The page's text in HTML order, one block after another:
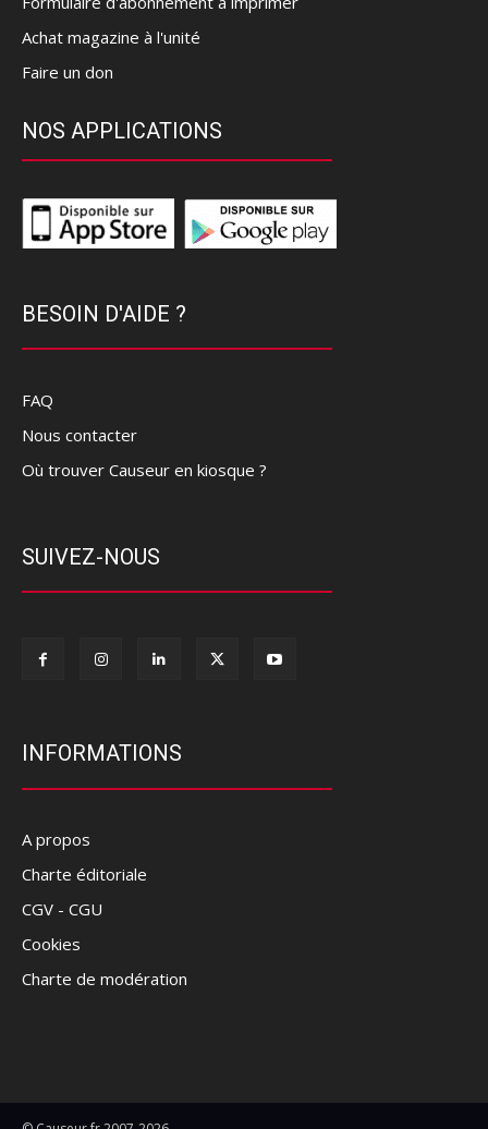
Achat magazine à l'unité
Faire un don
NOS APPLICATIONS
BESOIN D'AIDE ?
FAQ
Nous contacter
Où trouver Causeur en kiosque ?
SUIVEZ-NOUS
INFORMATIONS
A propos
Charte éditoriale
CGV - CGU
Cookies
Charte de modération